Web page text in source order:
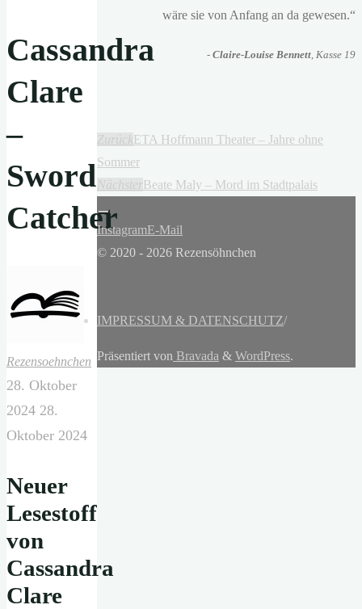
Cassandra
Clare
–
Sword
Catcher
Rezensoehnchen
28. Oktober
2024 28.
Oktober 2024
Neuer
Lesestoff
von
Cassandra
Clare
wäre sie von Anfang an da gewesen.“
- Claire-Louise Bennett, Kasse 19
ZurückETA Hoffmann Theater – Jahre ohne
Sommer
NächsterBeate Maly – Mord im Stadtpalais
InstagramE-Mail
© 2020 - 2026 Rezensöhnchen
IMPRESSUM & DATENSCHUTZ/
Präsentiert von Bravada & WordPress.